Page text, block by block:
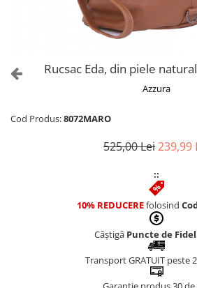
Genți Albe
Genți Bej
Rucsac Eda, din piele
Azzura
Cod Produs:8072MARO
525,00 Lei239,99
::
10% REDUCEREfolosind
Câștigă Puncte de
Transport GRATUIT peste